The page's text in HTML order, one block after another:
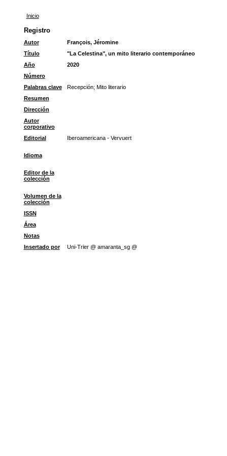
Inicio
Registro
Autor
François, Jéromine
Título
"La Celestina", un mito literario contemporáneo
Año
2020
Número
Palabras clave
Recepción; Mito literario
Resumen
Dirección
Autor
corporativo
Editorial Iberoamericana - Vervuert
Idioma
Editor de la
colección
Volumen de la
colección
ISSN
Área
Notas
Insertado por
Uni-Trier @ amaranta_sg @